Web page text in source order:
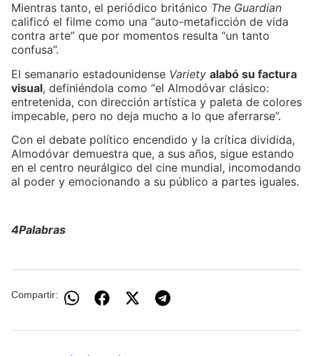
Mientras tanto, el periódico británico The Guardian
calificó el filme como una “auto-metaficción de vida
contra arte” que por momentos resulta “un tanto
confusa”.
El semanario estadounidense Variety alabó su factura
visual, definiéndola como “el Almodóvar clásico:
entretenida, con dirección artística y paleta de colores
impecable, pero no deja mucho a lo que aferrarse”.
Con el debate político encendido y la crítica dividida,
Almodóvar demuestra que, a sus años, sigue estando
en el centro neurálgico del cine mundial, incomodando
al poder y emocionando a su público a partes iguales.
4Palabras
Compartir: